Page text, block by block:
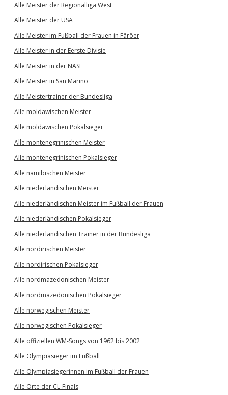
Alle Meister der Regionalliga West
Alle Meister der USA
Alle Meister im Fußball der Frauen in Färöer
Alle Meister in der Eerste Divisie
Alle Meister in der NASL
Alle Meister in San Marino
Alle Meistertrainer der Bundesliga
Alle moldawischen Meister
Alle moldawischen Pokalsieger
Alle montenegrinischen Meister
Alle montenegrinischen Pokalsieger
Alle namibischen Meister
Alle niederländischen Meister
Alle niederländischen Meister im Fußball der Frauen
Alle niederländischen Pokalsieger
Alle niederländischen Trainer in der Bundesliga
Alle nordirischen Meister
Alle nordirischen Pokalsieger
Alle nordmazedonischen Meister
Alle nordmazedonischen Pokalsieger
Alle norwegischen Meister
Alle norwegischen Pokalsieger
Alle offiziellen WM-Songs von 1962 bis 2002
Alle Olympiasieger im Fußball
Alle Olympiasiegerinnen im Fußball der Frauen
Alle Orte der CL-Finals